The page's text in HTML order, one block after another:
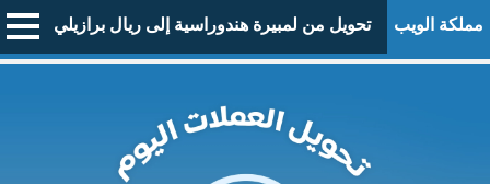
مملكة الويب تحويل من لمبيرة هندوراسية إلى ريال برازيلي